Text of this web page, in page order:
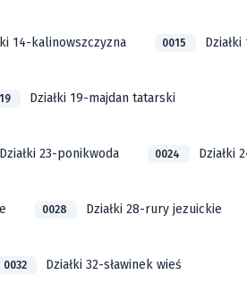
14-kalinowszczyzna 0015
Działki 19-majdan tatarski
Działki 23-ponikwoda 0024 Działki
0028 Działki 28-rury jezuickie
0032 Działki 32-sławinek wieś